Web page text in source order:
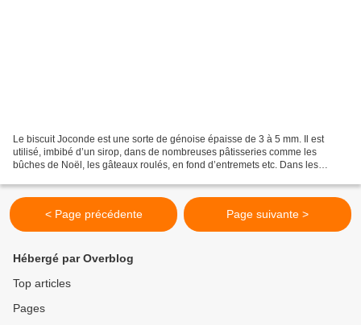
Le biscuit Joconde est une sorte de génoise épaisse de 3 à 5 mm. Il est
utilisé, imbibé d’un sirop, dans de nombreuses pâtisseries comme les
bûches de Noël, les gâteaux roulés, en fond d’entremets etc. Dans les
< Page précédente Page suivante >
Hébergé par Overblog
Top articles
Pages